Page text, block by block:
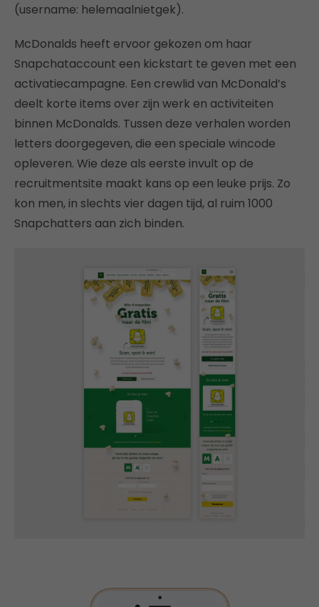
(username: helemaalnietgek).
McDonalds heeft ervoor gekozen om haar
Snapchataccount een kickstart te geven met een
activatiecampagne. Een crewlid van McDonald’s
deelt korte items over zijn werk en activiteiten
binnen McDonalds. Tussen deze verhalen worden
letters doorgegeven, die een speciale wincode
opleveren. Wie deze als eerste invult op de
recruitmentsite maakt kans op een leuke prijs. Zo
kon men, in slechts vier dagen tijd, al ruim 1000
Snapchatters aan zich binden.